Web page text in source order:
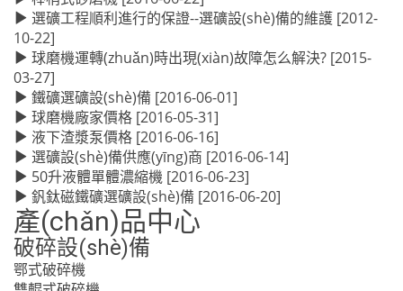
選礦工程順利進行的保證--選礦設(shè)備的維護 [2012-
10-22]
球磨機運轉(zhuǎn)時出現(xiàn)故障怎么解決? [2015-
03-27]
鐵礦選礦設(shè)備 [2016-06-01]
球磨機廠家價格 [2016-05-31]
液下渣漿泵價格 [2016-06-16]
選礦設(shè)備供應(yīng)商 [2016-06-14]
50升液體單體濃縮機 [2016-06-23]
釩鈦磁鐵礦選礦設(shè)備 [2016-06-20]
產(chǎn)品中心
破碎設(shè)備
鄂式破碎機